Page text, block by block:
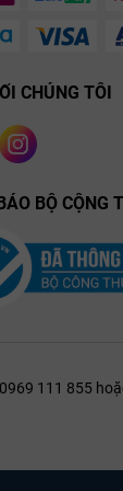
CHÚNG TÔI
BỘ CỘNG
111 855